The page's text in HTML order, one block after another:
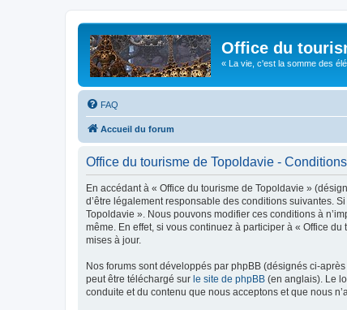
Office du
« La vie, c'est la somme des
FAQ
Accueil du forum
Office du tourisme de Topoldavie -
En accédant à « Office du tourisme de Topoldavie »
d’être légalement responsable des conditions suivantes.
Topoldavie ». Nous pouvons modifier ces conditions à
même. En effet, si vous continuez à participer à « Office
mises à jour.
Nos forums sont développés par phpBB (désignés ci-
peut être téléchargé sur le site de phpBB (en anglais). Le
conduite et du contenu que nous acceptons et que nous